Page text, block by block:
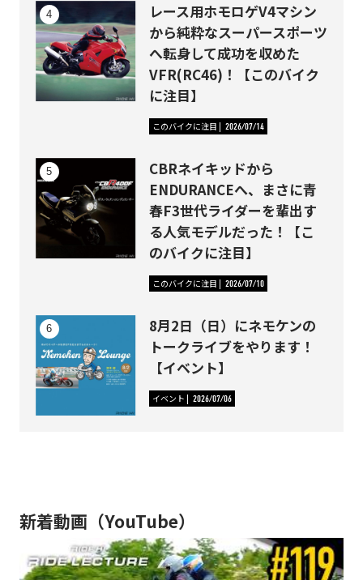
レース用ホモロゲV4マシン
から純粋なスーパースポーツ
へ転身して成功を収めた
VFR(RC46)！【このバイク
に注目】
このバイクに注目 2026/07/14
CBRネイキッドから
ENDURANCEへ、まさに青
春F3世代ライダーを輩出す
る人気モデルだった！【こ
のバイクに注目】
このバイクに注目 2026/07/10
8月2日（日）にネモケンの
トークライブをやります！
【イベント】
イベント 2026/07/06
新着動画（YouTube）